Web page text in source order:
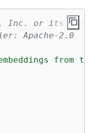
Inc. or its
Apache-2.0
from